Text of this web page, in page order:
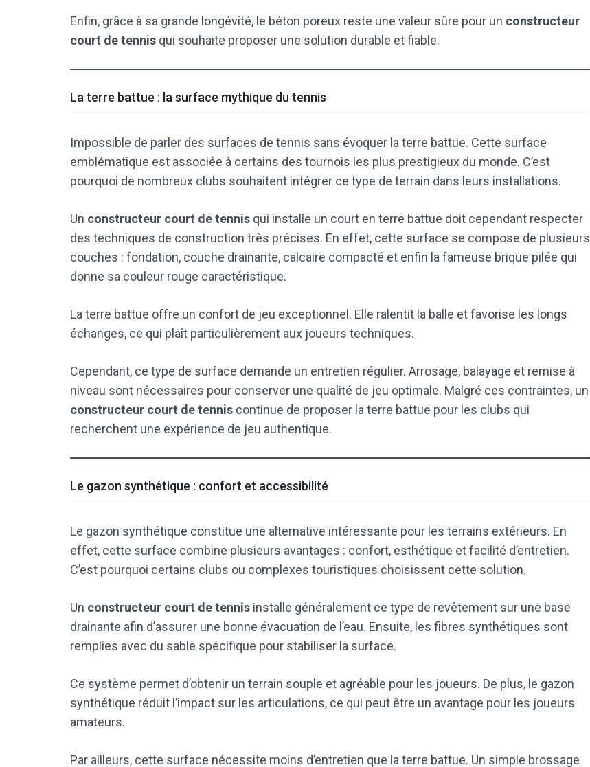
Enfin, grâce à sa grande longévité, le béton poreux reste une valeur sûre pour un constructeur
court de tennis qui souhaite proposer une solution durable et fiable.
La terre battue : la surface mythique du tennis
Impossible de parler des surfaces de tennis sans évoquer la terre battue. Cette surface
emblématique est associée à certains des tournois les plus prestigieux du monde. C’est
pourquoi de nombreux clubs souhaitent intégrer ce type de terrain dans leurs installations.
Un constructeur court de tennis qui installe un court en terre battue doit cependant respecter
des techniques de construction très précises. En effet, cette surface se compose de plusieurs
couches : fondation, couche drainante, calcaire compacté et enfin la fameuse brique pilée qui
donne sa couleur rouge caractéristique.
La terre battue offre un confort de jeu exceptionnel. Elle ralentit la balle et favorise les longs
échanges, ce qui plaît particulièrement aux joueurs techniques.
Cependant, ce type de surface demande un entretien régulier. Arrosage, balayage et remise à
niveau sont nécessaires pour conserver une qualité de jeu optimale. Malgré ces contraintes, un
constructeur court de tennis continue de proposer la terre battue pour les clubs qui
recherchent une expérience de jeu authentique.
Le gazon synthétique : confort et accessibilité
Le gazon synthétique constitue une alternative intéressante pour les terrains extérieurs. En
effet, cette surface combine plusieurs avantages : confort, esthétique et facilité d’entretien.
C’est pourquoi certains clubs ou complexes touristiques choisissent cette solution.
Un constructeur court de tennis installe généralement ce type de revêtement sur une base
drainante afin d’assurer une bonne évacuation de l’eau. Ensuite, les fibres synthétiques sont
remplies avec du sable spécifique pour stabiliser la surface.
Ce système permet d’obtenir un terrain souple et agréable pour les joueurs. De plus, le gazon
synthétique réduit l’impact sur les articulations, ce qui peut être un avantage pour les joueurs
amateurs.
Par ailleurs, cette surface nécessite moins d’entretien que la terre battue. Un simple brossage